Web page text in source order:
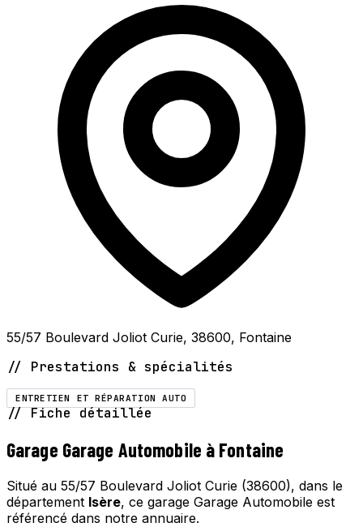
55/57 Boulevard Joliot Curie, 38600, Fontaine
// Prestations & spécialités
ENTRETIEN ET RÉPARATION AUTO
// Fiche détaillée
Garage Garage Automobile à Fontaine
Situé au 55/57 Boulevard Joliot Curie (38600), dans le
département Isère, ce garage Garage Automobile est
référencé dans notre annuaire.